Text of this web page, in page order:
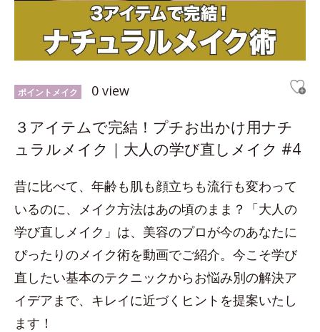
ポイントメイク 0 view
３アイテムで完結！プチお出かけ用ナチ
ュラルメイク｜大人の学び直しメイク #4
昔に比べて、年齢も肌も顔立ちも流行も変わって
いるのに、メイク方法はあの頃のまま？「大人の
学び直しメイク」は、美容のプロが今のあなたに
ぴったりのメイク術を動画でご紹介。今こそ学び
直したい基本のテクニックからお悩み別の解決ア
イデアまで、キレイに近づくヒントを提案いたし
ます！